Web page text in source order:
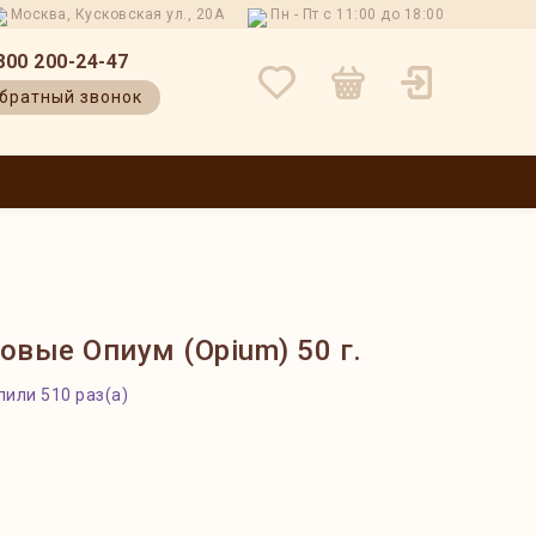
Москва, Кусковская ул., 20А Пн - Пт с 11:00 до 18:00
200-24-47
звонок
Опиум (Opium) 50 г.
510 раз(а)